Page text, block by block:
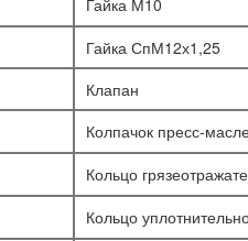
ДЕТАЛИ И УЗЛЫ НЕ ВОШЕДШИЕ В ИЛЛЮСТРАЦИИ.
Гайка М10
Гайка СпМ12х1,25
Клапан
Колпачок пресс-
Кольцо
Кольцо